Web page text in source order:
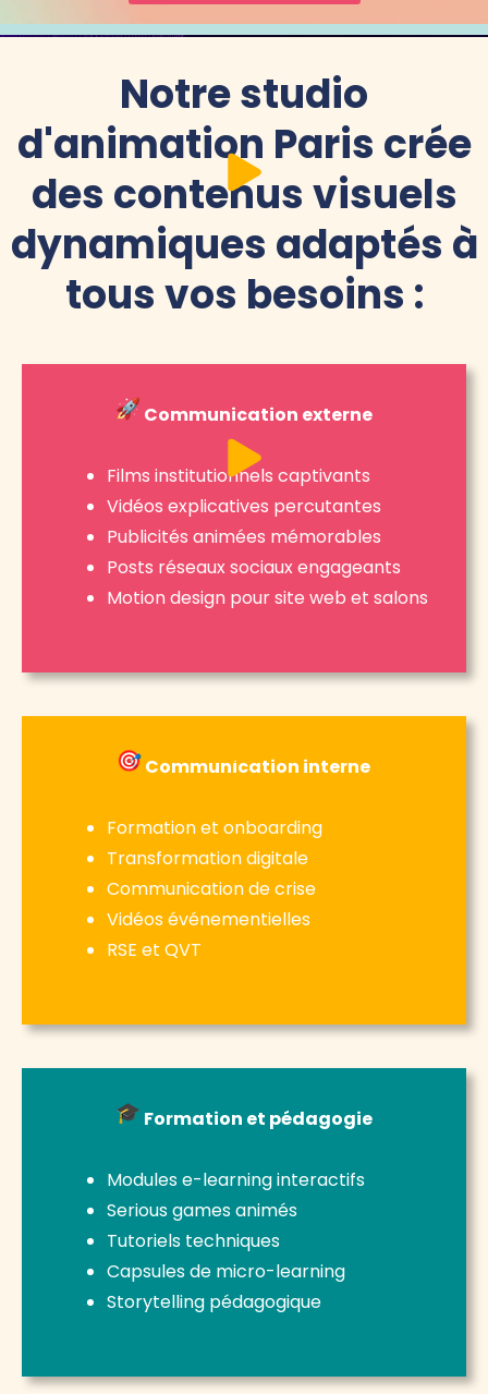
Notre studio
d'animation Paris crée
des contenus visuels
dynamiques adaptés à
tous vos besoins :
Communication externe
Films institutionnels captivants
Vidéos explicatives percutantes
Publicités animées mémorables
Posts réseaux sociaux engageants
Motion design pour site web et salons
Communication interne
Formation et onboarding
Transformation digitale
Communication de crise
Vidéos événementielles
RSE et QVT
Formation et pédagogie
Modules e-learning interactifs
Serious games animés
Tutoriels techniques
Capsules de micro-learning
Storytelling pédagogique